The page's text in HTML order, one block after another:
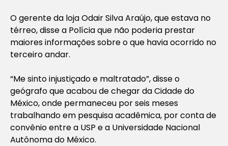
O gerente da loja Odair Silva Araújo, que estava no
térreo, disse a Polícia que não poderia prestar
maiores informações sobre o que havia ocorrido no
terceiro andar.
“Me sinto injustiçado e maltratado”, disse o
geógrafo que acabou de chegar da Cidade do
México, onde permaneceu por seis meses
trabalhando em pesquisa acadêmica, por conta de
convênio entre a USP e a Universidade Nacional
Autônoma do México.